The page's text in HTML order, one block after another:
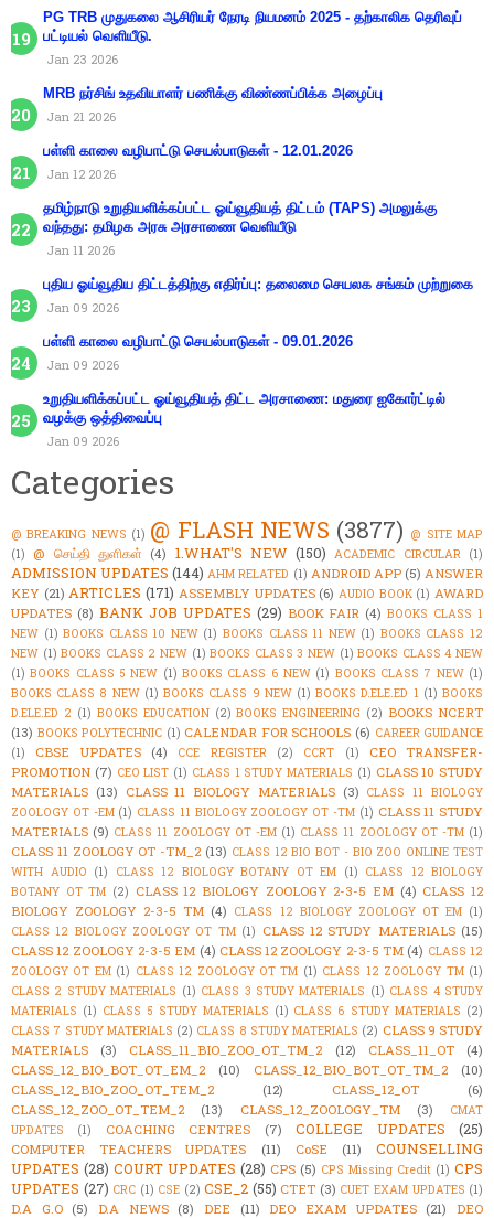
PG TRB முதுகலை ஆசிரியர் நேரடி நியமனம் 2025 - தற்காலிக தெரிவுப்
பட்டியல் வெளியீடு.
Jan 23 2026
MRB நர்சிங் உதவியாளர் பணிக்கு விண்ணப்பிக்க அழைப்பு
Jan 21 2026
பள்ளி காலை வழிபாட்டு செயல்பாடுகள் - 12.01.2026
Jan 12 2026
தமிழ்நாடு உறுதியளிக்கப்பட்ட ஓய்வூதியத் திட்டம் (TAPS) அமலுக்கு
வந்தது: தமிழக அரசு அரசாணை வெளியீடு
Jan 11 2026
புதிய ஓய்வூதிய திட்டத்திற்கு எதிர்ப்பு: தலைமை செயலக சங்கம் முற்றுகை
Jan 09 2026
பள்ளி காலை வழிபாட்டு செயல்பாடுகள் - 09.01.2026
Jan 09 2026
உறுதியளிக்கப்பட்ட ஓய்வூதியத் திட்ட அரசாணை: மதுரை ஐகோர்ட்டில்
வழக்கு ஒத்திவைப்பு
Jan 09 2026
Categories
@ BREAKING NEWS (1) @ FLASH NEWS (3877) @ SITE MAP
(1) @ செய்தி துளிகள் (4) 1.WHAT'S NEW (150) ACADEMIC CIRCULAR (1)
ADMISSION UPDATES (144) AHM RELATED (1) ANDROID APP (5) ANSWER
KEY (21) ARTICLES (171) ASSEMBLY UPDATES (6) AUDIO BOOK (1) AWARD
UPDATES (8) BANK JOB UPDATES (29) BOOK FAIR (4) BOOKS CLASS 1
NEW (1) BOOKS CLASS 10 NEW (1) BOOKS CLASS 11 NEW (1) BOOKS CLASS 12
NEW (1) BOOKS CLASS 2 NEW (1) BOOKS CLASS 3 NEW (1) BOOKS CLASS 4 NEW
(1) BOOKS CLASS 5 NEW (1) BOOKS CLASS 6 NEW (1) BOOKS CLASS 7 NEW (1)
BOOKS CLASS 8 NEW (1) BOOKS CLASS 9 NEW (1) BOOKS D.ELE.ED 1 (1) BOOKS
D.ELE.ED 2 (1) BOOKS EDUCATION (2) BOOKS ENGINEERING (2) BOOKS NCERT
(13) BOOKS POLYTECHNIC (1) CALENDAR FOR SCHOOLS (6) CAREER GUIDANCE
(1)
CBSE UPDATES (4) CCE REGISTER (2) CCRT (1)
CEO TRANSFER-
PROMOTION (7) CEO LIST (1) CLASS 1 STUDY MATERIALS (1) CLASS 10 STUDY
MATERIALS (13) CLASS 11 BIOLOGY MATERIALS (3) CLASS 11 BIOLOGY
ZOOLOGY OT -EM (1) CLASS 11 BIOLOGY ZOOLOGY OT -TM (1) CLASS 11 STUDY
MATERIALS (9) CLASS 11 ZOOLOGY OT -EM (1) CLASS 11 ZOOLOGY OT -TM (1)
CLASS 11 ZOOLOGY OT -TM_2 (13) CLASS 12 BIO BOT - BIO ZOO ONLINE TEST
WITH AUDIO (1) CLASS 12 BIOLOGY BOTANY OT EM (1) CLASS 12 BIOLOGY
BOTANY OT TM (2) CLASS 12 BIOLOGY ZOOLOGY 2-3-5 EM (4) CLASS 12
BIOLOGY ZOOLOGY 2-3-5 TM (4) CLASS 12 BIOLOGY ZOOLOGY OT EM (1)
CLASS 12 BIOLOGY ZOOLOGY OT TM (1) CLASS 12 STUDY MATERIALS (15)
CLASS 12 ZOOLOGY 2-3-5 EM (4) CLASS 12 ZOOLOGY 2-3-5 TM (4) CLASS 12
ZOOLOGY OT EM (1) CLASS 12 ZOOLOGY OT TM (1) CLASS 12 ZOOLOGY TM (1)
CLASS 2 STUDY MATERIALS (1) CLASS 3 STUDY MATERIALS (1) CLASS 4 STUDY
MATERIALS (1) CLASS 5 STUDY MATERIALS (1) CLASS 6 STUDY MATERIALS (2)
CLASS 7 STUDY MATERIALS (2) CLASS 8 STUDY MATERIALS (2) CLASS 9 STUDY
MATERIALS
(3) CLASS_11_BIO_ZOO_OT_TM_2 (12) CLASS_11_OT
(4)
CLASS_12_BIO_BOT_OT_EM_2
(10) CLASS_12_BIO_BOT_OT_TM_2
(10)
CLASS_12_BIO_ZOO_OT_TEM_2
(12) CLASS_12_OT
(6)
CLASS_12_ZOO_OT_TEM_2
(13) CLASS_12_ZOOLOGY_TM (3)
CMAT
UPDATES
(1) COACHING CENTRES (7) COLLEGE UPDATES (25)
COMPUTER TEACHERS UPDATES (11) CoSE (11)
COUNSELLING
UPDATES (28) COURT UPDATES (28) CPS (5) CPS Missing Credit (1) CPS
UPDATES (27) CRC (1) CSE (2) CSE_2 (55) CTET (3) CUET EXAM UPDATES (1)
D.A G.O (5) D.A NEWS (8) DEE (11) DEO EXAM UPDATES (21)
DEO